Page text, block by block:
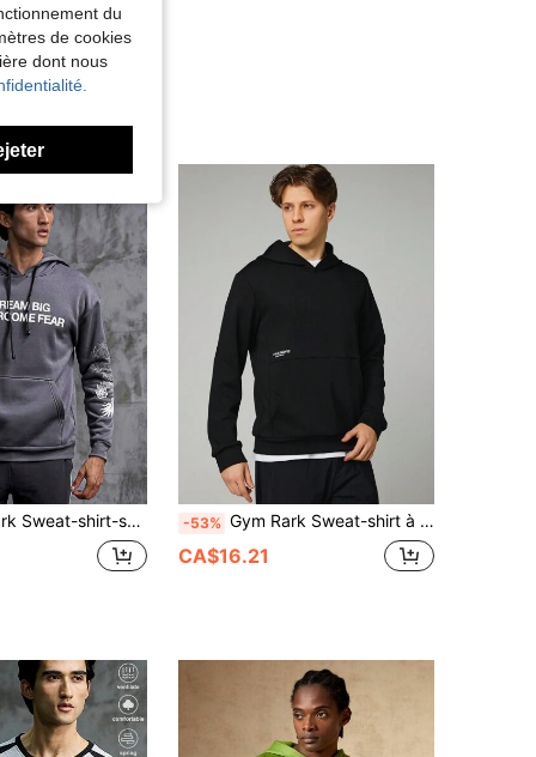
de serrage avec poche kangourou et graphique lettrage pour hommes -53% Gym Rark Sweat-shirt à capuche de sport pour hommes avec imprimé lettres
CA$16.21
du
de cookies
dont nous